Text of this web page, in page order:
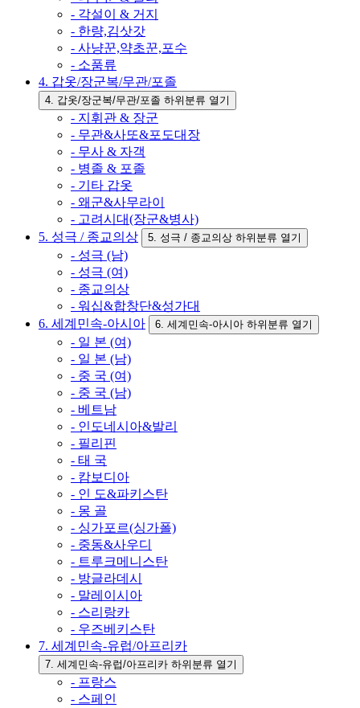
- 각설이 & 거지
- 한량,김삿갓
- 사냥꾼,약초꾼,포수
- 소품류
4. 갑옷/장군복/무관/포졸
4. 갑옷/장군복/무관/포졸 하위분류 열기
- 지휘관 & 장군
- 무관&사또&포도대장
- 무사 & 자객
- 병졸 & 포졸
- 기타 갑옷
- 왜군&사무라이
- 고려시대(장군&병사)
5. 성극 / 종교의상
5. 성극 / 종교의상 하위분류 열기
- 성극 (남)
- 성극 (여)
- 종교의상
- 워십&합창단&성가대
6. 세계민속-아시아
6. 세계민속-아시아 하위분류 열기
- 일 본 (여)
- 일 본 (남)
- 중 국 (여)
- 중 국 (남)
- 베트남
- 인도네시아&발리
- 필리핀
- 태 국
- 캄보디아
- 인 도&파키스탄
- 몽 골
- 싱가포르(싱가폴)
- 중동&사우디
- 트루크메니스탄
- 방글라데시
- 말레이시아
- 스리랑카
- 우즈베키스탄
7. 세계민속-유럽/아프리카
7. 세계민속-유럽/아프리카 하위분류 열기
- 프랑스
- 스페인